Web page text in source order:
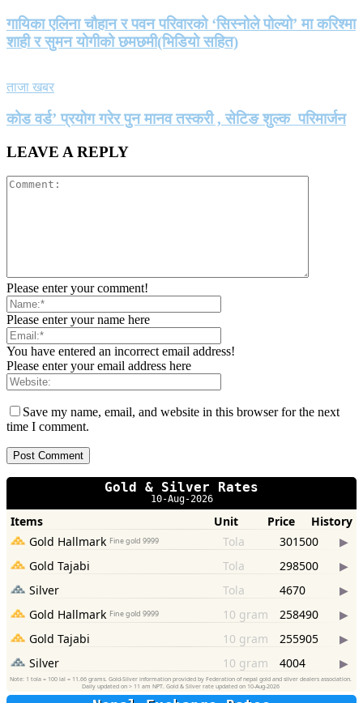
गायिका एलिना चौहान र पवन परिवारको ‘सिस्नोले पोल्यो’ मा करिश्मा
शाही र सुमन योगीको छमछमी(भिडियो सहित)
ताजा खबर
कोड वर्ड’ प्रयोग गरेर पुन मानव तस्करी , सेटिङ शुल्क परिमार्जन
LEAVE A REPLY
Please enter your comment!
Please enter your name here
You have entered an incorrect email address!
Please enter your email address here
Save my name, email, and website in this browser for the next
time I comment.